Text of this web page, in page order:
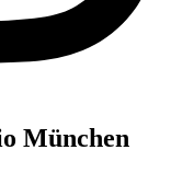
München